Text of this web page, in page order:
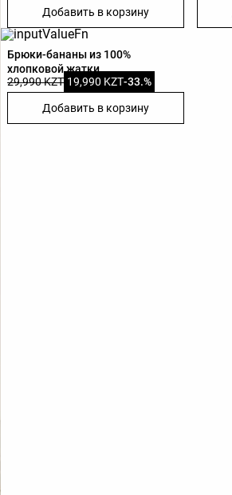
Добавить в корзину
Брюки-бананы из 100%
хлопковой жатки
29,990 KZT 19,990 KZT-33.%
Добавить в корзину